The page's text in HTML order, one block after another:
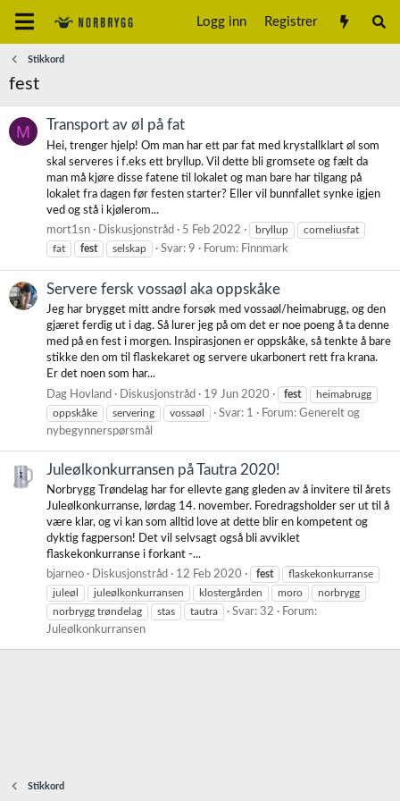
Logg inn Registrer
Stikkord
fest
M Transport av øl på fat
Hei, trenger hjelp! Om man har ett par fat med krystallklart øl som
skal serveres i f.eks ett bryllup. Vil dette bli gromsete og fælt da
man må kjøre disse fatene til lokalet og man bare har tilgang på
lokalet fra dagen før festen starter? Eller vil bunnfallet synke igjen
ved og stå i kjølerom...
mort1sn
Diskusjonstråd 5 Feb 2022 bryllup
corneliusfat
fat
fest selskap Svar: 9 Forum: Finnmark
Servere fersk vossaøl aka oppskåke
Jeg har brygget mitt andre forsøk med vossaøl/heimabrugg, og den
gjæret ferdig ut i dag. Så lurer jeg på om det er noe poeng å ta denne
med på en fest i morgen. Inspirasjonen er oppskåke, så tenkte å bare
stikke den om til flaskekaret og servere ukarbonert rett fra krana.
Er det noen som har...
Dag Hovland
Diskusjonstråd 19 Jun 2020 fest
heimabrugg
oppskåke
servering vossaøl Svar: 1 Forum: Generelt og
nybegynnerspørsmål
Juleølkonkurransen på Tautra 2020!
Norbrygg Trøndelag har for ellevte gang gleden av å invitere til årets
Juleølkonkurranse, lørdag 14. november. Foredragsholder ser ut til å
være klar, og vi kan som alltid love at dette blir en kompetent og
dyktig fagperson! Det vil selvsagt også bli avviklet
flaskekonkurranse i forkant -...
bjarneo
Diskusjonstråd 12 Feb 2020 fest
flaskekonkurranse
juleøl
juleølkonkurransen klostergården moro
norbrygg
norbrygg trøndelag
stas tautra Svar: 32
Forum:
Juleølkonkurransen
Stikkord